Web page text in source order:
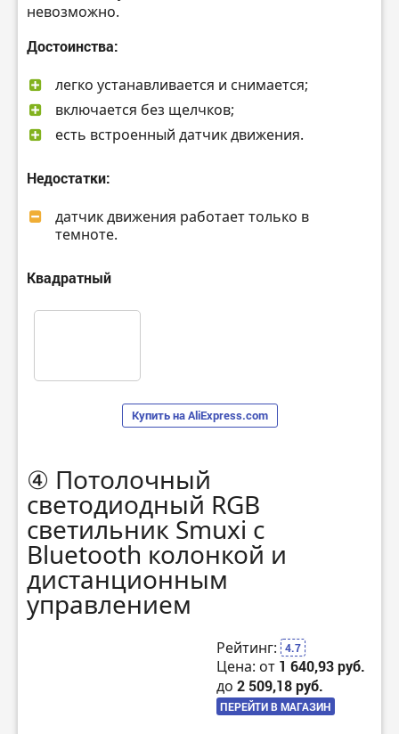
невозможно.
Достоинства:
легко устанавливается и снимается;
включается без щелчков;
есть встроенный датчик движения.
Недостатки:
датчик движения работает только в
темноте.
Квадратный
Купить на AliExpress.com
④ Потолочный
светодиодный RGB
светильник Smuxi с
Bluetooth колонкой и
дистанционным
управлением
Рейтинг: 4.7
Цена: от 1 640,93 руб.
до 2 509,18 руб.
ПЕРЕЙТИ В МАГАЗИН